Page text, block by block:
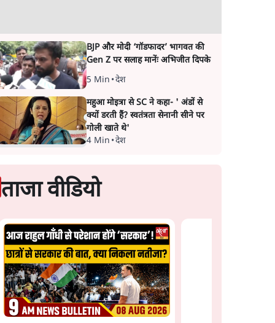
BJP और मोदी ‘गॉडफादर’ भागवत की
Gen Z पर सलाह मानेंः अभिजीत दिपके
5 Min •देश
महुआ मोइत्रा से SC ने कहा- ' अंडों से
क्यों डरती हैं? स्वतंत्रता सेनानी सीने पर
गोली खाते थे'
4 Min •देश
ताजा वीडियो